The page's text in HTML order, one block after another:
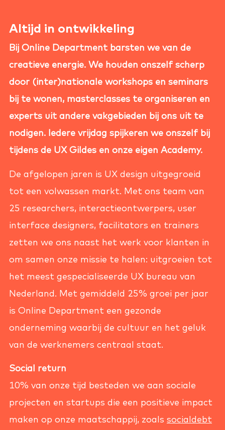
Altijd in ontwikkeling
Bij Online Department barsten we van de
creatieve energie. We houden onszelf scherp
door (inter)nationale workshops en seminars
bij te wonen, masterclasses te organiseren en
experts uit andere vakgebieden bij ons uit te
nodigen. Iedere vrijdag spijkeren we onszelf bij
tijdens de UX Gildes en onze eigen Academy.
De afgelopen jaren is UX design uitgegroeid
tot een volwassen markt. Met ons team van
25 researchers, interactieontwerpers, user
interface designers, facilitators en trainers
zetten we ons naast het werk voor klanten in
om samen onze missie te halen: uitgroeien tot
het meest gespecialiseerde UX bureau van
Nederland. Met gemiddeld 25% groei per jaar
is Online Department een gezonde
onderneming waarbij de cultuur en het geluk
van de werknemers centraal staat.
Social return
10% van onze tijd besteden we aan sociale
projecten en startups die een positieve impact
maken op onze maatschappij, zoals socialdebt